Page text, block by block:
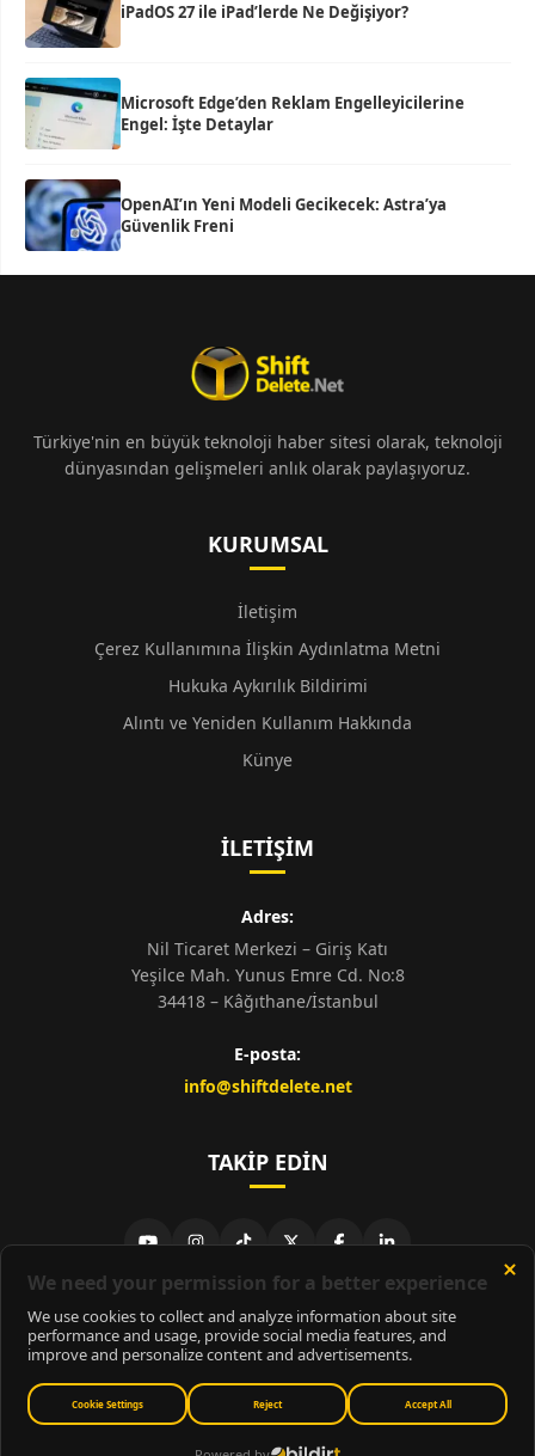
iPadOS 27 ile iPad’lerde Ne Değişiyor?
Microsoft Edge’den Reklam Engelleyicilerine
Engel: İşte Detaylar
OpenAI’ın Yeni Modeli Gecikecek: Astra’ya
Güvenlik Freni
Türkiye'nin en büyük teknoloji haber sitesi olarak, teknoloji
dünyasından gelişmeleri anlık olarak paylaşıyoruz.
KURUMSAL
İletişim
Çerez Kullanımına İlişkin Aydınlatma Metni
Hukuka Aykırılık Bildirimi
Alıntı ve Yeniden Kullanım Hakkında
Künye
İLETIŞIM
Adres:
Nil Ticaret Merkezi – Giriş Katı
Yeşilce Mah. Yunus Emre Cd. No:8
34418 – Kâğıthane/İstanbul
E-posta:
info@shiftdelete.net
TAKIP EDIN
© 2026ShiftDelete.Net- Tüm hakları saklıdır.
ShiftDelete.Net, İnternet Medyası ve Bilişim Muhabirleri Derneği
üyesidir.